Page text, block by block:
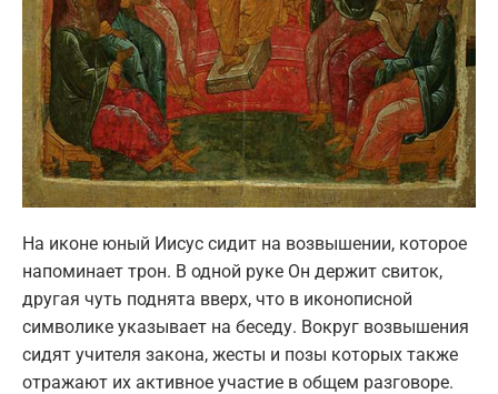
На иконе юный Иисус сидит на возвышении, которое
напоминает трон. В одной руке Он держит свиток,
другая чуть поднята вверх, что в иконописной
символике указывает на беседу. Вокруг возвышения
сидят учителя закона, жесты и позы которых также
отражают их активное участие в общем разговоре.